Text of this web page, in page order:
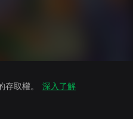
取權。
深入了解